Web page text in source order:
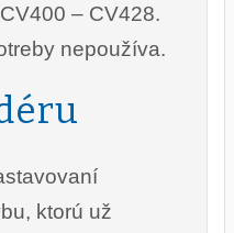
– CV428.
nepoužíva.
ktorú už